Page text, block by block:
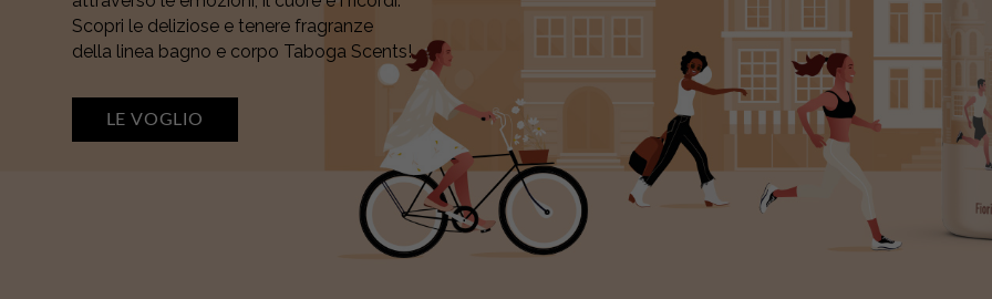
Il contorno occhi che agisce su rughe, borse,
occhiaie e cancella la stanchezza in un solo gesto.
Regalati lo sguardo che meriti. Ora.